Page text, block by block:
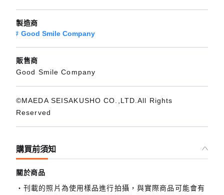
製造商
Good Smile Company
販售商
Good Smile Company
©MAEDA SEISAKUSHO CO.,LTD.All Rights
Reserved
購買前須知
關於商品
刊載的照片為使用樣品進行拍攝，與實際商品可能會有